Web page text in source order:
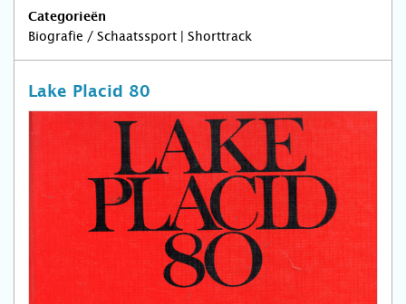
Categorieën
Biografie / Schaatssport | Shorttrack
Lake Placid 80